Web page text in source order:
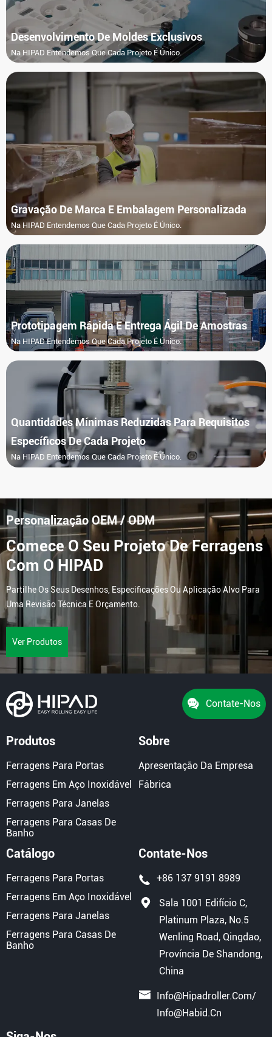
Desenvolvimento De Moldes Exclusivos
Na HIPAD Entendemos Que Cada Projeto É Único.
Gravação De Marca E Embalagem Personalizada
Na HIPAD Entendemos Que Cada Projeto É Único.
Prototipagem Rápida E Entrega Ágil De Amostras
Na HIPAD Entendemos Que Cada Projeto É Único.
Quantidades Mínimas Reduzidas Para Requisitos
Específicos De Cada Projeto
Na HIPAD Entendemos Que Cada Projeto É Único.
Personalização OEM / ODM
Comece O Seu Projeto De Ferragens
Com O HIPAD
Partilhe Os Seus Desenhos, Especificações Ou Aplicação Alvo Para
Uma Revisão Técnica E Orçamento.
Ver Produtos
Contate-Nos
Produtos
Ferragens Para Portas
Ferragens Em Aço Inoxidável
Ferragens Para Janelas
Ferragens Para Casas De
Banho
Sobre
Apresentação Da Empresa
Fábrica
Catálogo
Ferragens Para Portas
Ferragens Em Aço Inoxidável
Ferragens Para Janelas
Ferragens Para Casas De
Banho
Contate-Nos
+86 137 9191 8989
Sala 1001 Edifício C,
Platinum Plaza, No.5
Wenling Road, Qingdao,
Província De Shandong,
China
Info@hipadroller.com/
Info@habid.cn